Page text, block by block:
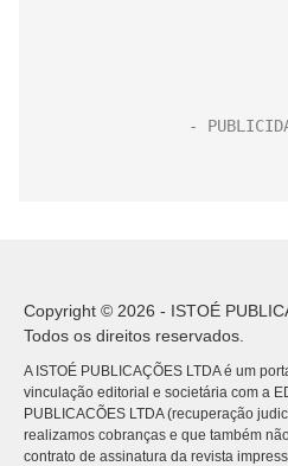
Copyright © 2026 - ISTOÉ
Todos os direitos reservados.
A ISTOÉ PUBLICAÇÕES LTDA é um
vinculação editorial e societária com a
PUBLICACÕES LTDA (recuperação
realizamos cobranças e que também
contrato de assinatura da revista